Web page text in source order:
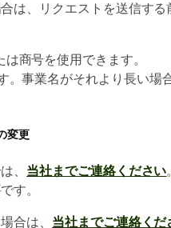
は、リクエストを送信する
商号を使用できます。
。事業名がそれより長い場
変更
、 当社までご連絡ください
す。
合は、 当社までご連絡くだ